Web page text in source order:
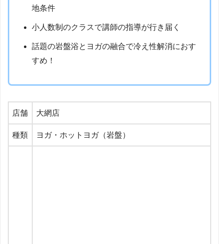
地条件
小人数制のクラスで講師の指導が行き届く
話題の岩盤浴とヨガの融合で冷え性解消におす
すめ！
店舗 大網店
種類 ヨガ・ホットヨガ（岩盤）